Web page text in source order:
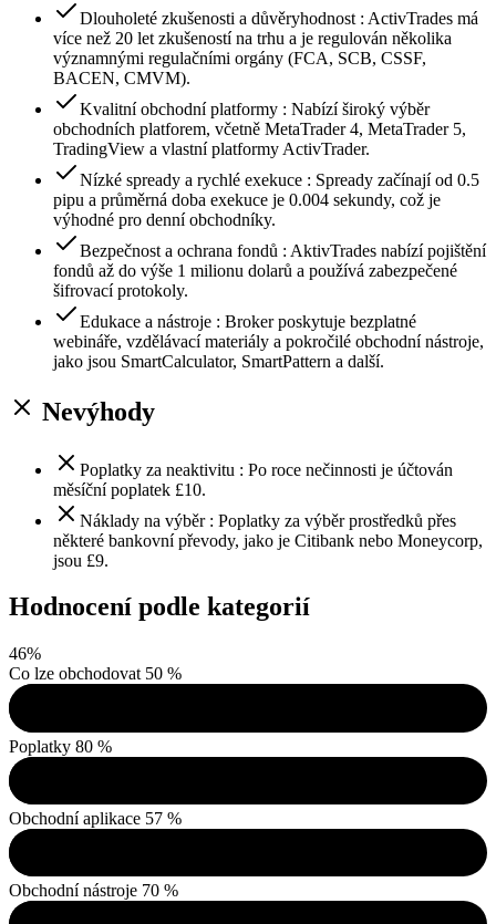
Dlouholeté zkušenosti a důvěryhodnost : ActivTrades má
více než 20 let zkušeností na trhu a je regulován několika
významnými regulačními orgány (FCA, SCB, CSSF,
BACEN, CMVM).
Kvalitní obchodní platformy : Nabízí široký výběr
obchodních platforem, včetně MetaTrader 4, MetaTrader 5,
TradingView a vlastní platformy ActivTrader.
Nízké spready a rychlé exekuce : Spready začínají od 0.5
pipu a průměrná doba exekuce je 0.004 sekundy, což je
výhodné pro denní obchodníky.
Bezpečnost a ochrana fondů : AktivTrades nabízí pojištění
fondů až do výše 1 milionu dolarů a používá zabezpečené
šifrovací protokoly.
Edukace a nástroje : Broker poskytuje bezplatné
webináře, vzdělávací materiály a pokročilé obchodní nástroje,
jako jsou SmartCalculator, SmartPattern a další.
Nevýhody
Poplatky za neaktivitu : Po roce nečinnosti je účtován
měsíční poplatek £10.
Náklady na výběr : Poplatky za výběr prostředků přes
některé bankovní převody, jako je Citibank nebo Moneycorp,
jsou £9.
Hodnocení podle kategorií
46%
Co lze obchodovat 50 %
Poplatky 80 %
Obchodní aplikace 57 %
Obchodní nástroje 70 %